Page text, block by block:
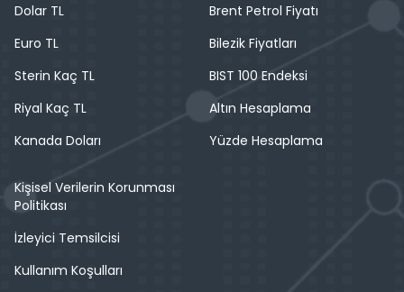
Dolar TL
Euro TL
Sterin Kaç TL
Riyal Kaç TL
Kanada Doları
Brent Petrol Fiyatı
Bilezik Fiyatları
BIST 100 Endeksi
Altın Hesaplama
Yüzde Hesaplama
Kişisel Verilerin Korunması
Politikası
İzleyici Temsilcisi
Kullanım Koşulları